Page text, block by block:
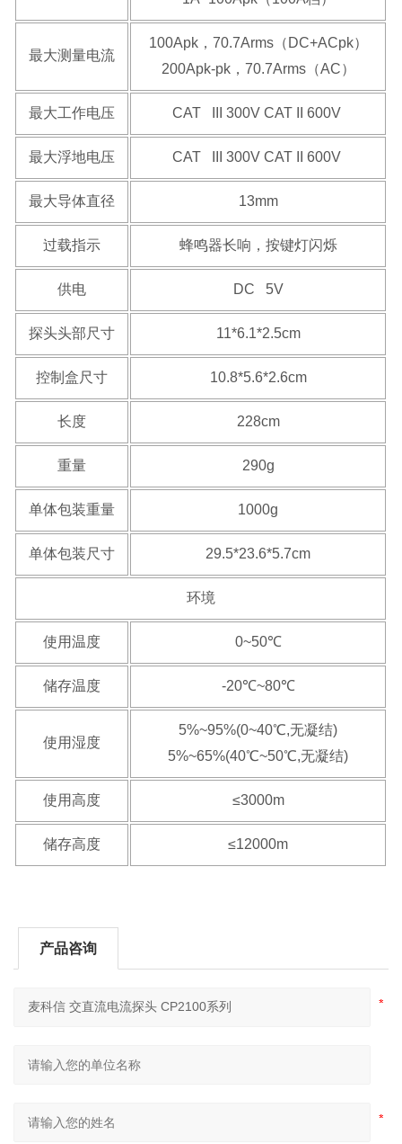
最大测量电流
100Apk，70.7Arms（DC+ACpk）
200Apk-pk，70.7Arms（AC）
最大工作电压 CAT III 300V CAT II 600V
最大浮地电压 CAT III 300V CAT II 600V
最大导体直径 13mm
过载指示 蜂鸣器长响，按键灯闪烁
供电 DC 5V
探头头部尺寸 11*6.1*2.5cm
控制盒尺寸 10.8*5.6*2.6cm
长度 228cm
重量 290g
单体包装重量 1000g
单体包装尺寸 29.5*23.6*5.7cm
环境
使用温度 0~50℃
储存温度 -20℃~80℃
使用湿度
5%~95%(0~40℃,无凝结)
5%~65%(40℃~50℃,无凝结)
使用高度 ≤3000m
储存高度 ≤12000m
产品咨询